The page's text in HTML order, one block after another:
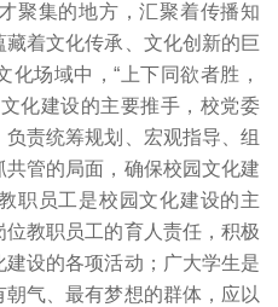
聚集的地方，汇聚着传播知
着文化传承、文化创新的巨
场域中，“上下同欲者胜，
化建设的主要推手，校党委
责统筹规划、宏观指导、组
管的局面，确保校园文化建
职员工是校园文化建设的主
教职员工的育人责任，积极
设的各项活动；广大学生是
气、最有梦想的群体，应以